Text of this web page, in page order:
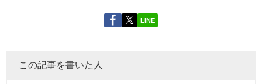
LINE
この記事を書いた人